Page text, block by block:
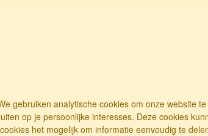
gebruiken analytische cookies om onze website
op je persoonlijke interesses. Deze cookies
het mogelijk om informatie eenvoudig te